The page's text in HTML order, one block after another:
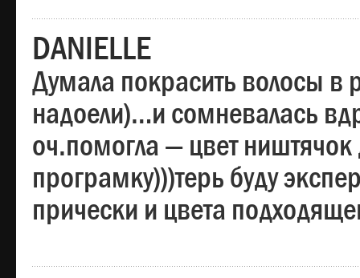
DANIELLE
Думала покрасить волосы
надоели)…и сомневалась
оч.помогла — цвет
програмку)))терь буду
прически и цвета